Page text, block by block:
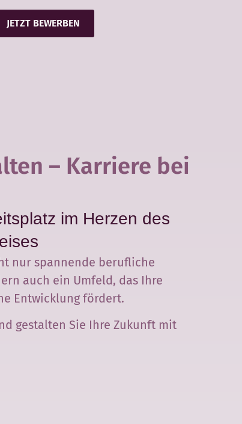
JETZT BEWERBEN
– Karriere bei
im Herzen des
nur spannende berufliche
auch ein Umfeld, das Ihre
Entwicklung fördert.
gestalten Sie Ihre Zukunft mit